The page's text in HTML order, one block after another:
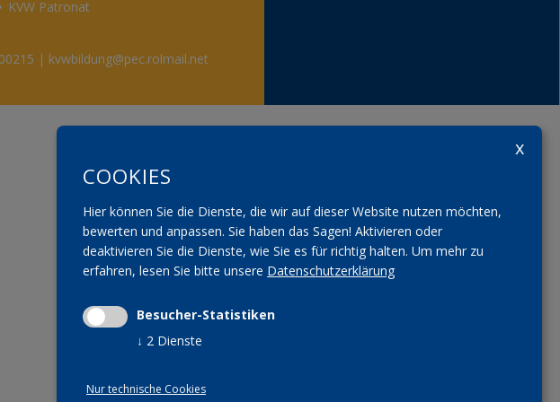
KVW Patronat
| kvwbildung@pec.rolmail.net
COOKIES
Hier können Sie die Dienste, die wir auf dieser Website nutzen möchten,
bewerten und anpassen. Sie haben das Sagen! Aktivieren oder
deaktivieren Sie die Dienste, wie Sie es für richtig halten. Um mehr zu
erfahren, lesen Sie bitte unsere Datenschutzerklärung
Besucher-Statistiken
↓ 2 Dienste
Nur technische Cookies